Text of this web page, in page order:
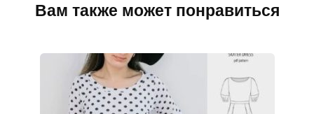
Вам также может понравиться